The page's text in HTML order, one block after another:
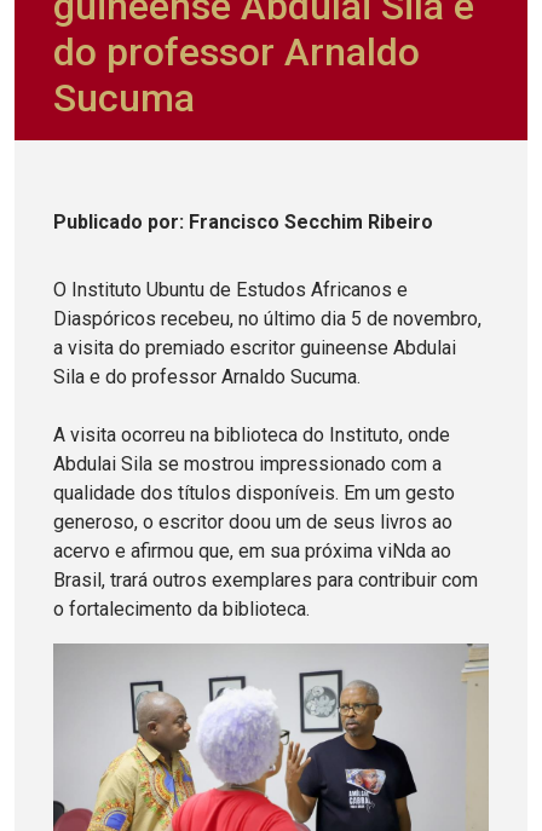
do professor Arnaldo
Sucuma
Publicado por: Francisco Secchim Ribeiro
O Instituto Ubuntu de Estudos Africanos e
Diaspóricos recebeu, no último dia 5 de novembro,
a visita do premiado escritor guineense Abdulai
Sila e do professor Arnaldo Sucuma.
A visita ocorreu na biblioteca do Instituto, onde
Abdulai Sila se mostrou impressionado com a
qualidade dos títulos disponíveis. Em um gesto
generoso, o escritor doou um de seus livros ao
acervo e afirmou que, em sua próxima viNda ao
Brasil, trará outros exemplares para contribuir com
o fortalecimento da biblioteca.